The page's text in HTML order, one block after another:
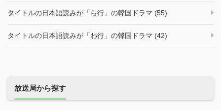
タイトルの日本語読みが「ら行」の韓国ドラマ (55)
タイトルの日本語読みが「わ行」の韓国ドラマ (42)
放送局から探す